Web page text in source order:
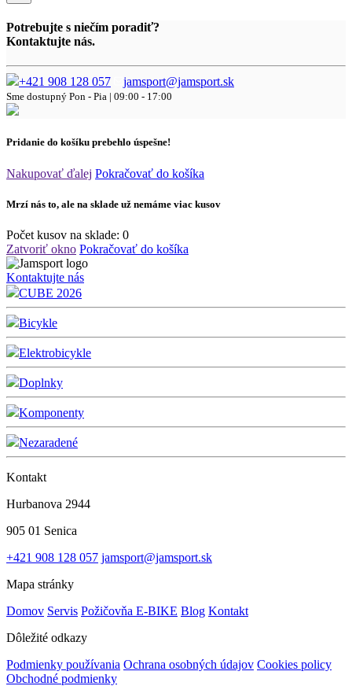
Potrebujte s niečím poradiť?
Kontaktujte nás.
+421 908 128 057 jamsport@jamsport.sk
Sme dostupný Pon - Pia | 09:00 - 17:00
Pridanie do košíku prebehlo úspešne!
Nakupovať ďalej Pokračovať do košíka
Mrzí nás to, ale na sklade už nemáme viac kusov
Počet kusov na sklade: 0
Zatvoriť okno Pokračovať do košíka
Kontaktujte nás
CUBE 2026
Bicykle
Elektrobicykle
Doplnky
Komponenty
Nezaradené
Kontakt
Hurbanova 2944
905 01 Senica
+421 908 128 057 jamsport@jamsport.sk
Mapa stránky
Domov Servis Požičovňa E-BIKE Blog Kontakt
Dôležité odkazy
Podmienky používania Ochrana osobných údajov Cookies policy
Obchodné podmienky